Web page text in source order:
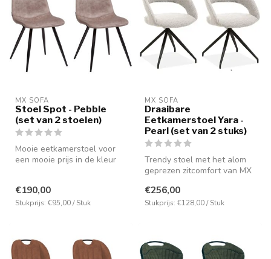
MX SOFA
Stoel Spot - Pebble
(set van 2 stoelen)
Mooie eetkamerstoel voor
een mooie prijs in de kleur
€190,00
Stukprijs: €95,00 / Stuk
MX SOFA
Draaibare
Eetkamerstoel Yara -
Pearl (set van 2 stuks)
Trendy stoel met het alom
geprezen zitcomfort van MX
€256,00
Stukprijs: €128,00 / Stuk